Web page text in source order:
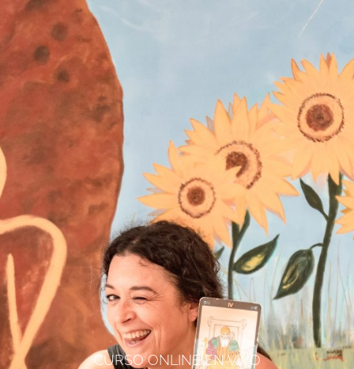
CURSO ONLINE EN VIVO